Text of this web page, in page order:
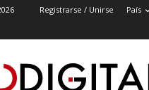
Registrarse / Unirse País